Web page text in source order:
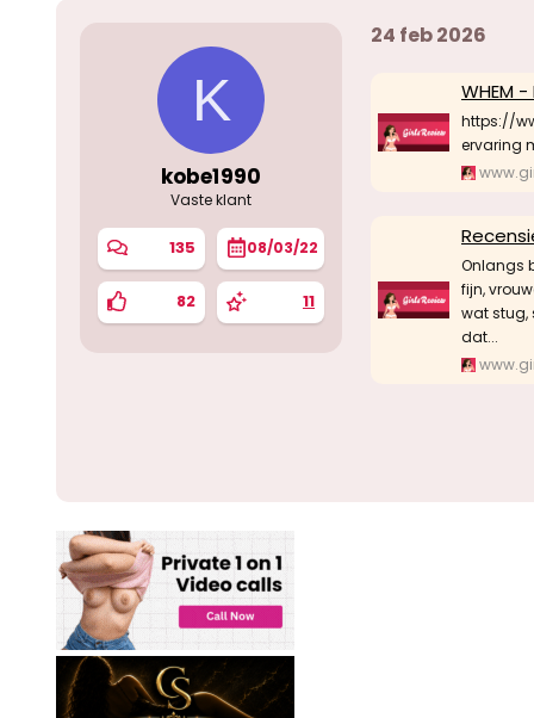
K
kobe1990
Vaste klant
135 08/03/22
82 11
24 feb 2026
WHEM
https://
ervaring
Onlangs
fijn,
wat stug,
dat...